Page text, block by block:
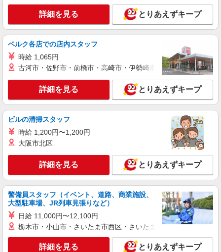
株式会社kotrio /●UT-H-1876034
【栃木市】介護初心者集まれ！居心地のよいデ
イサービス
時給1500円〜2125円 ＜日払い有/週払い有/交
通費全支給(ガソリン代含む)＞
栃木市//栃木駅の近く
キープ 詳細を見る
派遣社員
株式会社kotrio /●UT-H-2009868
毎日通うのが楽しみになる＊ホテルのような美
しいサ高住のSTAFF
時給1500円〜2125円 ＜日払い有/週払い有/交
通費全支給(ガソリン代含む)＞
栃木市 ＊最寄り駅：新栃木
キープ 詳細を見る
株式会社トラストグロース 新宿本社 第3営業部
詳細を見る とりあえずキープ
ベルク各店での店内スタッフ
時給 1,065円
古河市・佐野市・前橋市・高崎市・伊勢崎市・太田市・館林市
詳細を見る とりあえずキープ
ビルの清掃スタッフ
時給 1,200円〜1,200円
大阪市北区
詳細を見る とりあえずキープ
警備員スタッフ（イベント、道路、商業施設、
大型駐車場、JR列車見張りなど）
日給 11,000円〜12,100円
栃木市・小山市・さいたま市西区・さいたま市岩槻区・久喜市・
詳細を見る とりあえずキープ